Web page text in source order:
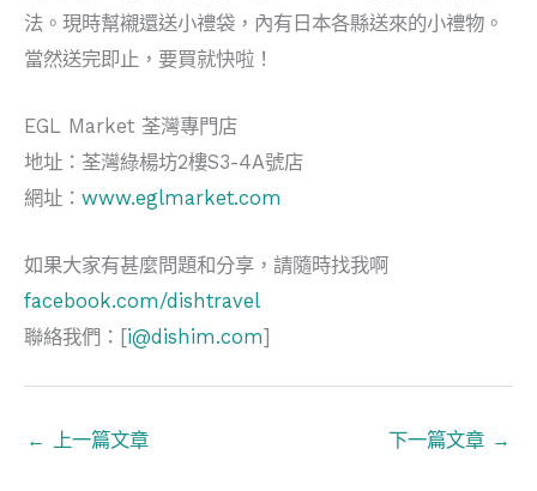
法。現時幫襯還送小禮袋，內有日本各縣送來的小禮物。
當然送完即止，要買就快啦！
EGL Market 荃灣專門店
地址：荃灣綠楊坊2樓S3-4A號店
網址： www.eglmarket.com
如果大家有甚麼問題和分享，請隨時找我啊
facebook.com/dishtravel
聯絡我們：[i@dishim.com]
← 上一篇文章 下一篇文章 →